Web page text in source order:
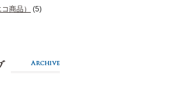
商品） (5)